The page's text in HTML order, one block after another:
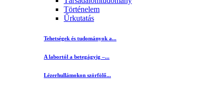
Történelem
Űrkutatás
Tehetségek és tudományok a...
A labortól a betegágyig –...
Lézerhullámokon szörfölő...